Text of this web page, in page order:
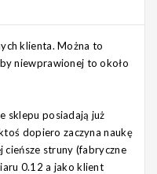
klienta. Można to
niewprawionej to około
sklepu posiadają już
dopiero zaczyna naukę
cieńsze struny (fabryczne
0.12 a jako klient